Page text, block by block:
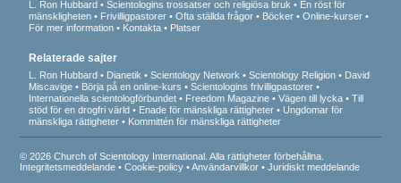
L. Ron Hubbard Scientologins trossatser och religiösa bruk
En röst för
mänskligheten
Frivilligpastorer Ofta ställda frågor Böcker
Online-kurser
För mer information
Kontakta Platser
Relaterade sajter
L. Ron Hubbard Dianetik Scientology Network Scientology Religion
David
Miscavige
Börja på en online-kurs
Scientologins frivilligpastorer
Internationella scientologförbundet
Freedom Magazine Vägen till lycka
Till
stöd för en drogfri värld
Enade för mänskliga rättigheter
Ungdomar för
mänskliga rättigheter
Kommittén för mänskliga rättigheter
© 2026 Church of Scientology International. Alla rättigheter förbehållna.
Integritetsmeddelande •Cookie-policy •Användarvillkor •Juridiskt meddelande